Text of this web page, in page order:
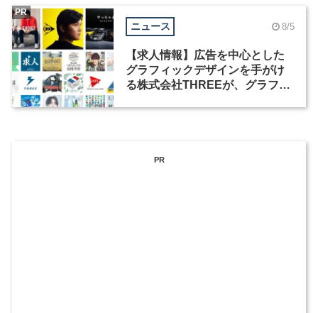
ニュース 8/5
【求人情報】広告を中心とした
グラフィックデザインを手がけ
る株式会社THREEが、グラフィ
PR
PR